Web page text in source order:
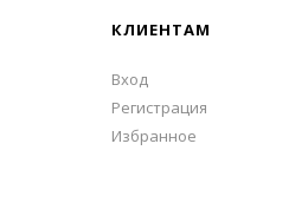
КЛИЕНТАМ
Вход
Регистрация
Избранное